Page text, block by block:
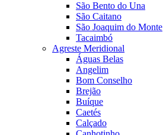
São Bento do Una
São Caitano
São Joaquim do Monte
Tacaimbó
Agreste Meridional
Águas Belas
Angelim
Bom Conselho
Brejão
Buíque
Caetés
Calçado